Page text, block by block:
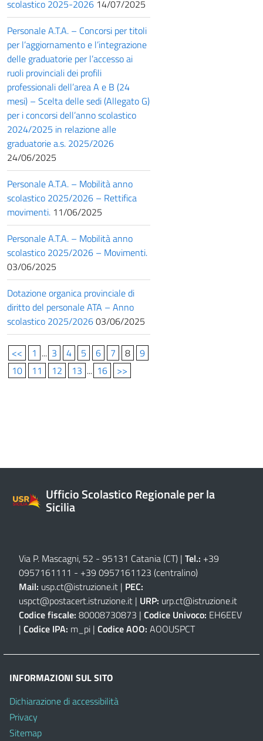
scolastico 2025-2026 14/07/2025
Personale A.T.A. – Concorsi per titoli
per l’aggiornamento e l’integrazione
delle graduatorie per l’accesso ai
ruoli provinciali dei profili
professionali dell’area A e B (24
mesi) – Scelta delle sedi (Allegato G)
per i concorsi dell’anno scolastico
2024/2025 in relazione alle
graduatorie a.s. 2025/2026
24/06/2025
Personale A.T.A. – Mobilità anno
scolastico 2025/2026 – Rettifica
movimenti. 11/06/2025
Personale A.T.A. – Mobilità anno
scolastico 2025/2026 – Movimenti.
03/06/2025
Dotazione organica provinciale di
diritto del personale ATA – Anno
scolastico 2025/202603/06/2025
<< 1 ... 3 4 5 6 7 8
9
10
11 12 13 ... 16 >>
Ufficio Scolastico Regionale per la
Sicilia
Via P. Mascagni, 52 - 95131 Catania (CT) | Tel.: +39
0957161111 - +39 0957161123 (centralino)
Mail: usp.ct@istruzione.it | PEC:
uspct@postacert.istruzione.it | URP: urp.ct@istruzione.it
Codice fiscale: 80008730873 | Codice Univoco: EH6EEV
| Codice IPA: m_pi | Codice AOO: AOOUSPCT
INFORMAZIONI SUL SITO
Dichiarazione di accessibilità
Privacy
Sitemap